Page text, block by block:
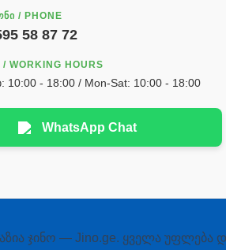
/ PHONE
58 87 72
/ WORKING HOURS
10:00 - 18:00 / Mon-Sat: 10:00 - 18:00
WhatsApp Chat
ჯინო — Jino.ge. ყველა უფლება